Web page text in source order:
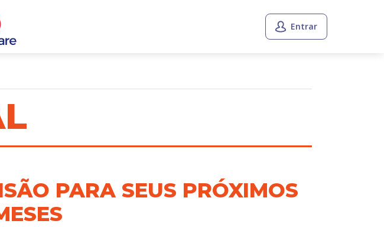
Entrar
PARA SEUS PRÓXIMOS